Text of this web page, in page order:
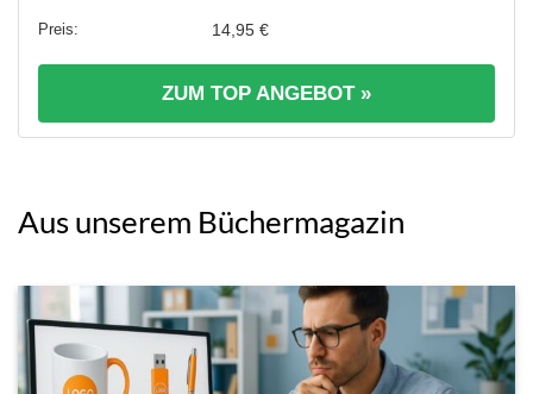
14,95 €
ZUM TOP ANGEBOT »
Aus unserem Büchermagazin